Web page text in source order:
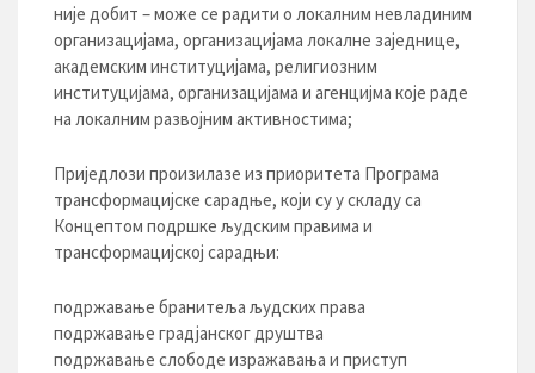
није добит – може се радити о локалним невладиним
организацијама, организацијама локалне заједнице,
академским институцијама, религиозним
институцијама, организацијама и агенцијма које раде
на локалним развојним активностима;
Приједлози произилазе из приоритета Програма
трансформацијске сарадње, који су у складу са
Концептом подршке људским правима и
трансформацијској сарадњи:
подржавање бранитеља људских права
подржавање градјанског друштва
подржавање слободе изражавања и приступ